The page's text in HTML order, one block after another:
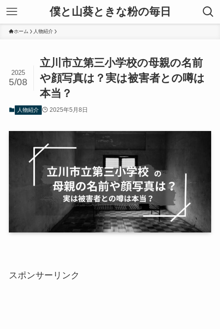
僕と山葵ときな粉の毎日
ホーム 人物紹介
立川市立第三小学校の母親の名前
や顔写真は？実は被害者との噂は
本当？
2025
5/08
人物紹介 2025年5月8日
スポンサーリンク